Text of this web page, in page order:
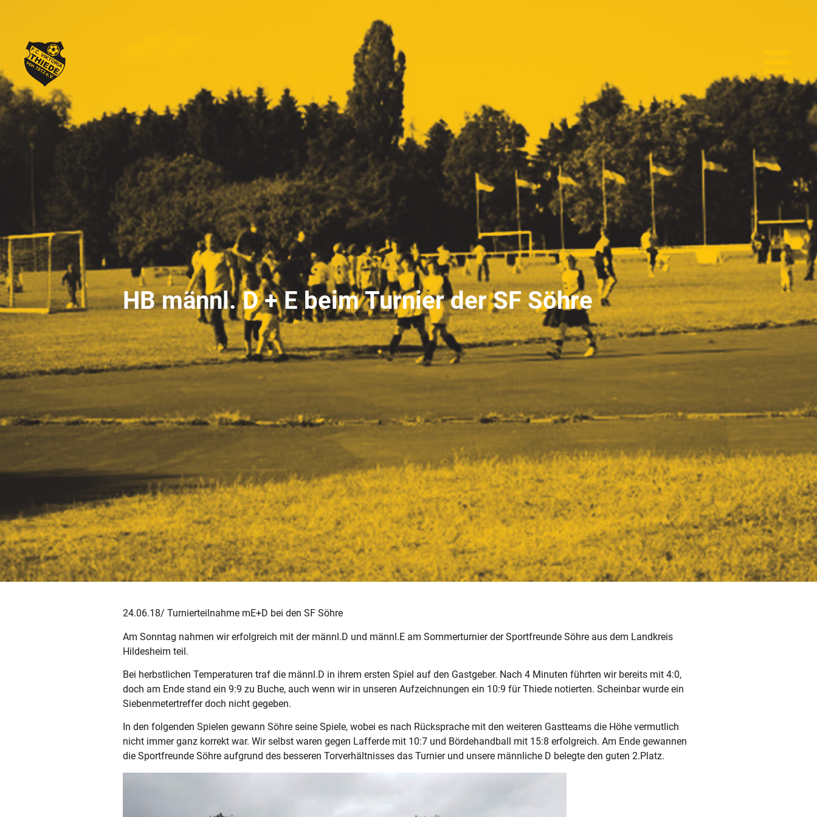
HB männl. D + E beim Turnier der SF Söhre
24.06.18/ Turnierteilnahme mE+D bei den SF Söhre
Am Sonntag nahmen wir erfolgreich mit der männl.D und männl.E am Sommerturnier der Sportfreunde Söhre aus dem Landkreis
Hildesheim teil.
Bei herbstlichen Temperaturen traf die männl.D in ihrem ersten Spiel auf den Gastgeber. Nach 4 Minuten führten wir bereits mit 4:0,
doch am Ende stand ein 9:9 zu Buche, auch wenn wir in unseren Aufzeichnungen ein 10:9 für Thiede notierten. Scheinbar wurde ein
Siebenmetertreffer doch nicht gegeben.
In den folgenden Spielen gewann Söhre seine Spiele, wobei es nach Rücksprache mit den weiteren Gastteams die Höhe vermutlich
nicht immer ganz korrekt war. Wir selbst waren gegen Lafferde mit 10:7 und Bördehandball mit 15:8 erfolgreich. Am Ende gewannen
die Sportfreunde Söhre aufgrund des besseren Torverhältnisses das Turnier und unsere männliche D belegte den guten 2.Platz.